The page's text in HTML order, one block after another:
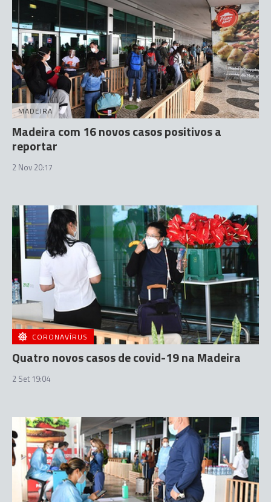
MADEIRA
Madeira com 16 novos casos positivos a
reportar
2 Nov 20:17
CORONAVÍRUS
Quatro novos casos de covid-19 na Madeira
2 Set 19:04